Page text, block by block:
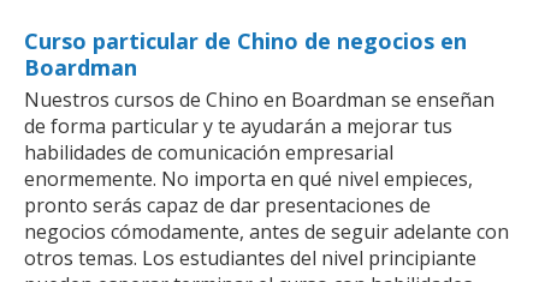
Curso particular de Chino de negocios en
Boardman
Nuestros cursos de Chino en Boardman se enseñan
de forma particular y te ayudarán a mejorar tus
habilidades de comunicación empresarial
enormemente. No importa en qué nivel empieces,
pronto serás capaz de dar presentaciones de
negocios cómodamente, antes de seguir adelante con
otros temas. Los estudiantes del nivel principiante